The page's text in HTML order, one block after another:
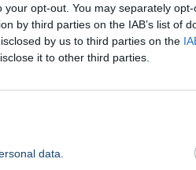
opt-out. You may separately
by third parties on the IAB’s list of
by us to third parties on the
it to other third parties.
data.